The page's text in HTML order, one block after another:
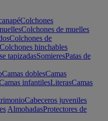
Colchones
Colchones de muelles
Colchones de
Colchones hinchables
tapizadasSomieresPatas de
Camas doblesCamas
infantilesLiterasCamas
Cabeceros juveniles
AlmohadasProtectores de